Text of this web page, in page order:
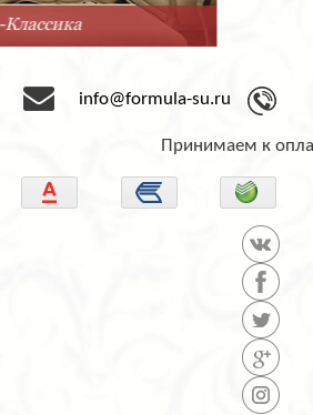
info@formula-su.ru
Принимаем к